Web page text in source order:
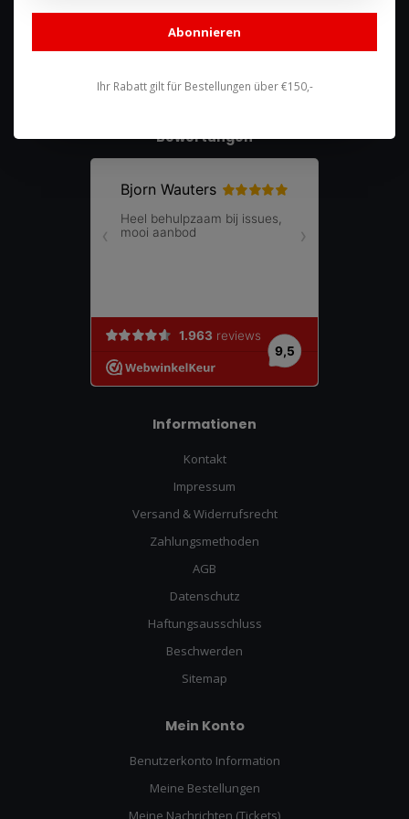
shop@racing-products.com
Bewertungen
Informationen
Kontakt
Impressum
Versand & Widerrufsrecht
Zahlungsmethoden
AGB
Datenschutz
Haftungsausschluss
Beschwerden
Sitemap
Mein Konto
Benutzerkonto Information
Meine Bestellungen
Abonnieren
Ihr Rabatt gilt für Bestellungen über €150,-